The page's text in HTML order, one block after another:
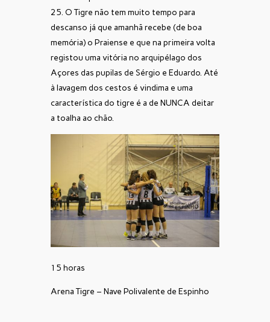
25. O Tigre não tem muito tempo para
descanso já que amanhã recebe (de boa
memória) o Praiense e que na primeira volta
registou uma vitória no arquipélago dos
Açores das pupilas de Sérgio e Eduardo. Até
à lavagem dos cestos é vindima e uma
característica do tigre é a de NUNCA deitar
a toalha ao chão.
15 horas
Arena Tigre – Nave Polivalente de Espinho